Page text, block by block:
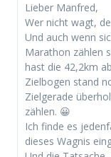
Lieber Manfred,
Wer nicht wagt,
Und auch wenn
Marathon zählen
hast die 42,2km
Zielbogen stand
Zielgerade
zählen. 😀
Ich finde es
dieses Wagnis